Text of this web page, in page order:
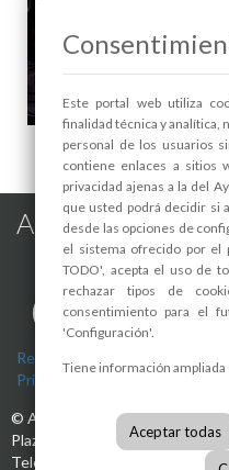
MAYOS 2025:
Alhama de
Registro de actividades de
Privacidad
Política de Cookies
© Ayuntamiento de Alhama de
Plaza de la Constitución, 1
Teléfono:
Este portal web utiliza
finalidad técnica y analítica,
personal de los usuarios
contiene enlaces a sitios
privacidad ajenas a la del
que usted podrá decidir si
desde las opciones de
el sistema ofrecido por el
TODO', acepta el uso de
rechazar tipos de
consentimiento para el
'Configuración'.
Tiene información ampliada
Aceptar todas